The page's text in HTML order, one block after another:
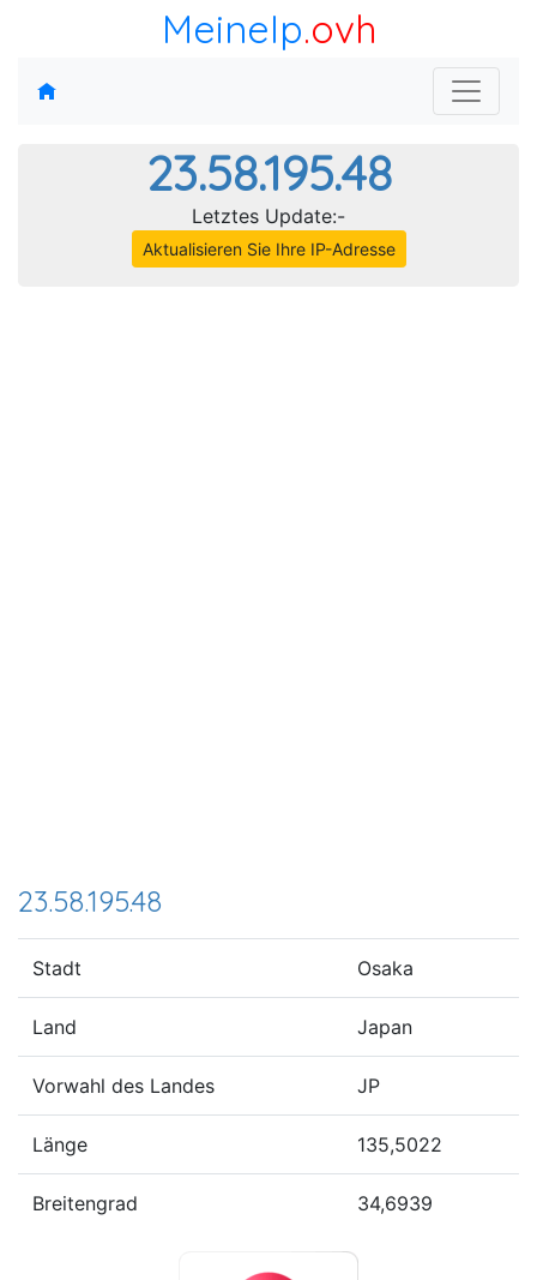
MeineIp.ovh
23.58.195.48
Letztes Update:-
Aktualisieren Sie Ihre IP-Adresse
23.58.195.48
Stadt Osaka
Land Japan
Vorwahl des Landes JP
Länge 135,5022
Breitengrad 34,6939